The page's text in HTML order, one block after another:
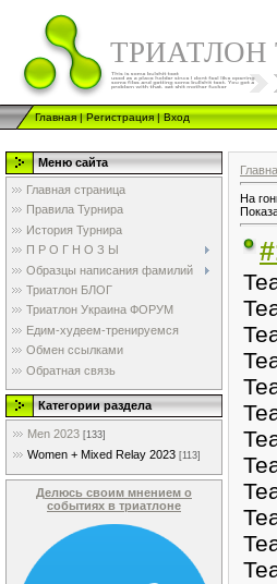
ТРИАТЛОН
Главная|Регистрация|Вход
Меню сайта
Главная страница
Правила Турнира
История Турнира
П Р О Г Н О З Ы
Образцы написания фамилий
Триатлон БЛОГ
Триатлон Украина ФОРУМ
Едим-худеем-тренируемся
Обмен ссылками
Обратная связь
Категории раздела
Men 2023 [133]
Women + Mixed Relay 2023 [113]
Делюсь своим мнением о
событиях в триатлоне
На